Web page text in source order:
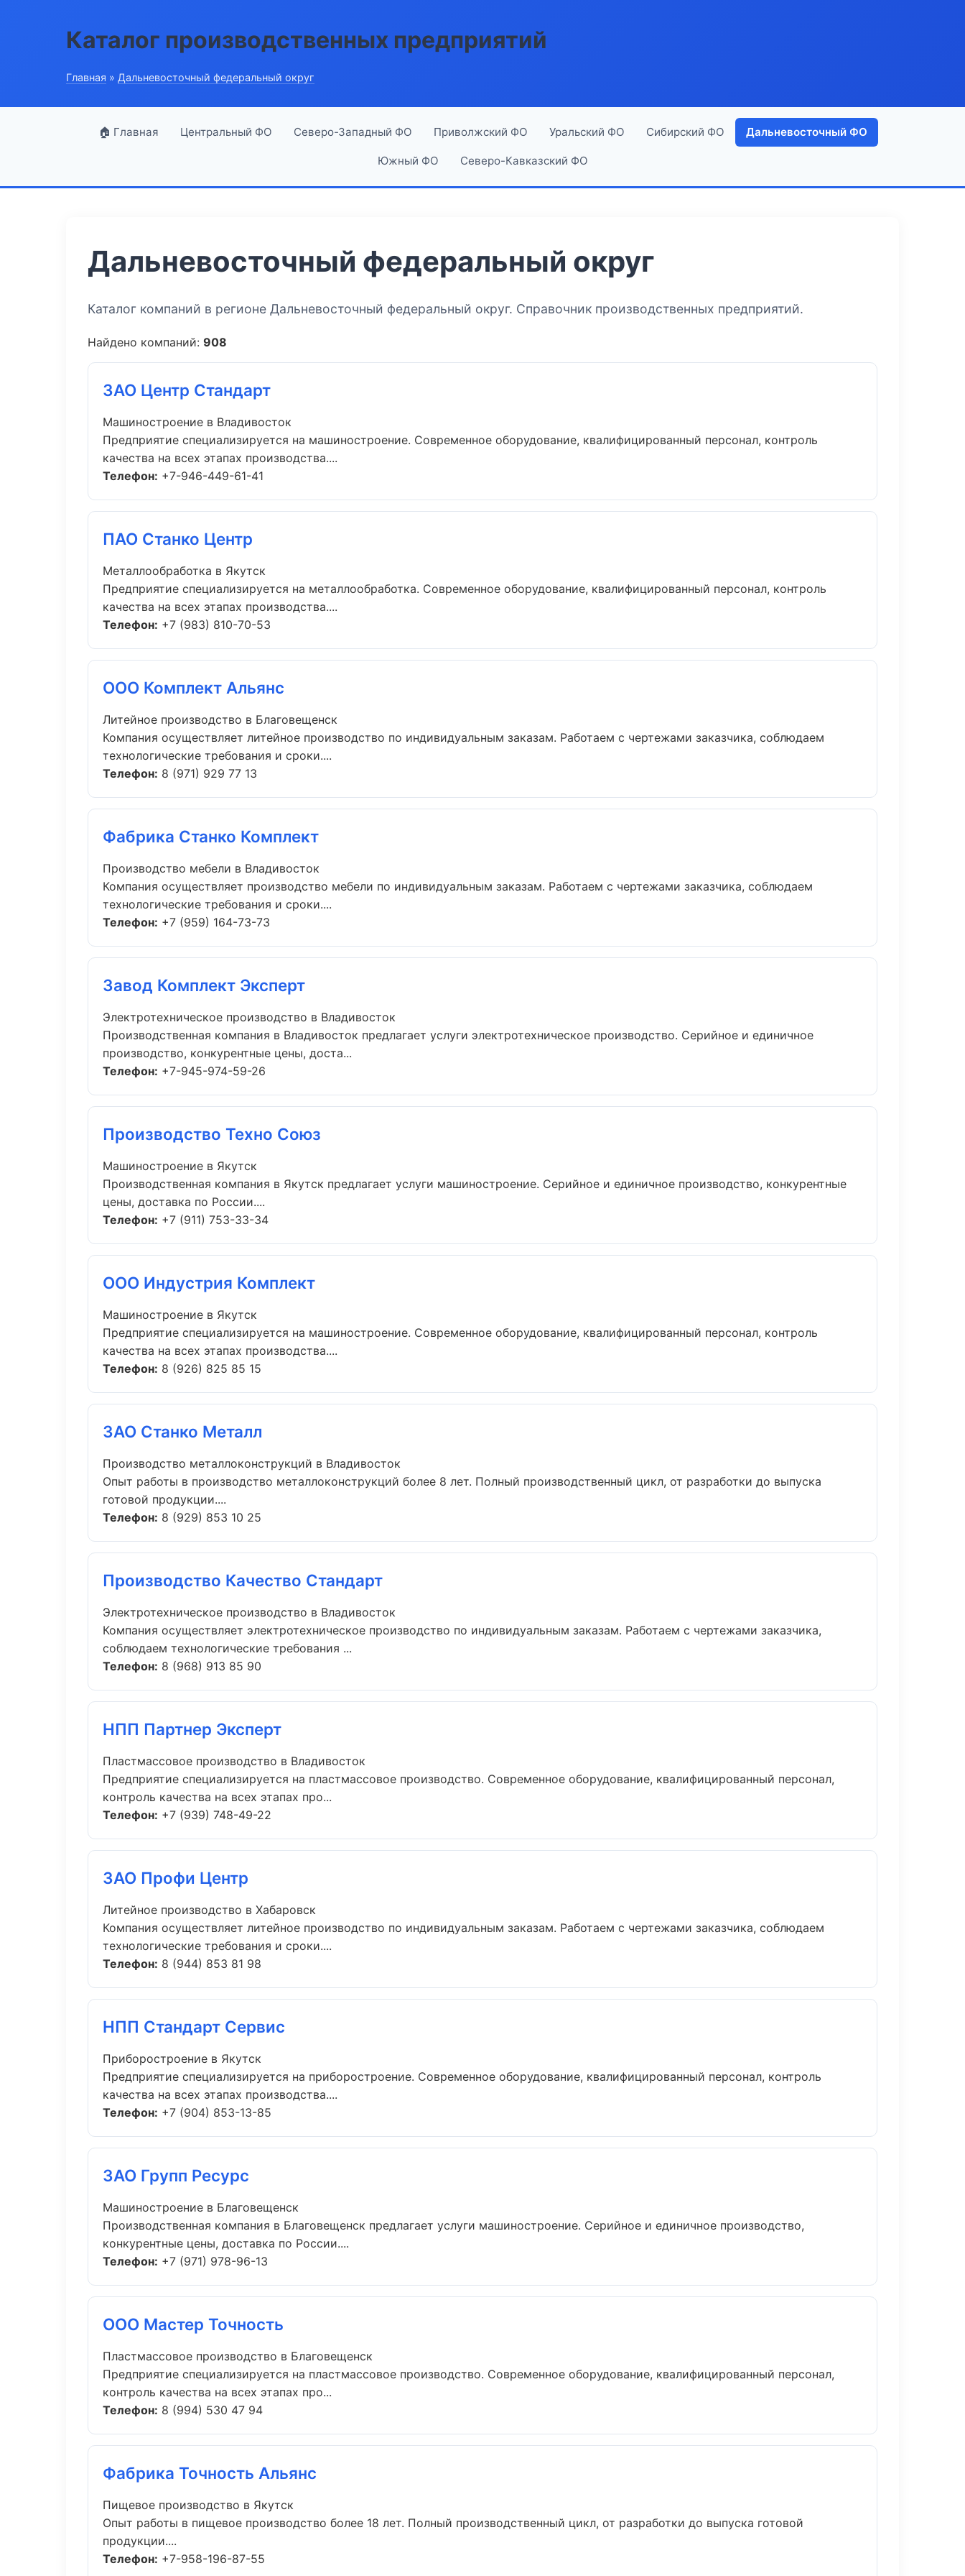
Каталог производственных предприятий
Главная » Дальневосточный федеральный округ
🏠 Главная Центральный ФО Северо-Западный ФО Приволжский ФО Уральский ФО Сибирский ФО Дальневосточный ФО
Южный ФО Северо-Кавказский ФО
Дальневосточный федеральный округ
Каталог компаний в регионе Дальневосточный федеральный округ. Справочник производственных предприятий.
Найдено компаний: 908
ЗАО Центр Стандарт
Машиностроение в Владивосток
Предприятие специализируется на машиностроение. Современное оборудование, квалифицированный персонал, контроль
качества на всех этапах производства....
Телефон: +7-946-449-61-41
ПАО Станко Центр
Металлообработка в Якутск
Предприятие специализируется на металлообработка. Современное оборудование, квалифицированный персонал, контроль
качества на всех этапах производства....
Телефон: +7 (983) 810-70-53
ООО Комплект Альянс
Литейное производство в Благовещенск
Компания осуществляет литейное производство по индивидуальным заказам. Работаем с чертежами заказчика, соблюдаем
технологические требования и сроки....
Телефон: 8 (971) 929 77 13
Фабрика Станко Комплект
Производство мебели в Владивосток
Компания осуществляет производство мебели по индивидуальным заказам. Работаем с чертежами заказчика, соблюдаем
технологические требования и сроки....
Телефон: +7 (959) 164-73-73
Завод Комплект Эксперт
Электротехническое производство в Владивосток
Производственная компания в Владивосток предлагает услуги электротехническое производство. Серийное и единичное
производство, конкурентные цены, доста...
Телефон: +7-945-974-59-26
Производство Техно Союз
Машиностроение в Якутск
Производственная компания в Якутск предлагает услуги машиностроение. Серийное и единичное производство, конкурентные
цены, доставка по России....
Телефон: +7 (911) 753-33-34
ООО Индустрия Комплект
Машиностроение в Якутск
Предприятие специализируется на машиностроение. Современное оборудование, квалифицированный персонал, контроль
качества на всех этапах производства....
Телефон: 8 (926) 825 85 15
ЗАО Станко Металл
Производство металлоконструкций в Владивосток
Опыт работы в производство металлоконструкций более 8 лет. Полный производственный цикл, от разработки до выпуска
готовой продукции....
Телефон: 8 (929) 853 10 25
Производство Качество Стандарт
Электротехническое производство в Владивосток
Компания осуществляет электротехническое производство по индивидуальным заказам. Работаем с чертежами заказчика,
соблюдаем технологические требования ...
Телефон: 8 (968) 913 85 90
НПП Партнер Эксперт
Пластмассовое производство в Владивосток
Предприятие специализируется на пластмассовое производство. Современное оборудование, квалифицированный персонал,
контроль качества на всех этапах про...
Телефон: +7 (939) 748-49-22
ЗАО Профи Центр
Литейное производство в Хабаровск
Компания осуществляет литейное производство по индивидуальным заказам. Работаем с чертежами заказчика, соблюдаем
технологические требования и сроки....
Телефон: 8 (944) 853 81 98
НПП Стандарт Сервис
Приборостроение в Якутск
Предприятие специализируется на приборостроение. Современное оборудование, квалифицированный персонал, контроль
качества на всех этапах производства....
Телефон: +7 (904) 853-13-85
ЗАО Групп Ресурс
Машиностроение в Благовещенск
Производственная компания в Благовещенск предлагает услуги машиностроение. Серийное и единичное производство,
конкурентные цены, доставка по России....
Телефон: +7 (971) 978-96-13
ООО Мастер Точность
Пластмассовое производство в Благовещенск
Предприятие специализируется на пластмассовое производство. Современное оборудование, квалифицированный персонал,
контроль качества на всех этапах про...
Телефон: 8 (994) 530 47 94
Фабрика Точность Альянс
Пищевое производство в Якутск
Опыт работы в пищевое производство более 18 лет. Полный производственный цикл, от разработки до выпуска готовой
продукции....
Телефон: +7-958-196-87-55